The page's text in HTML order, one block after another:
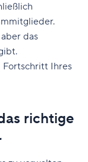
das
Fortschritt Ihres
richtige